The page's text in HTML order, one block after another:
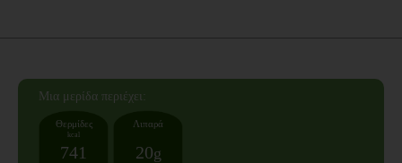
Mια μερίδα περιέχει:
Θερμίδες
kcal
741
Λιπαρά
20g